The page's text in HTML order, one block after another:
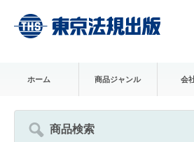
ホーム 商品ジャンル 会
商品検索